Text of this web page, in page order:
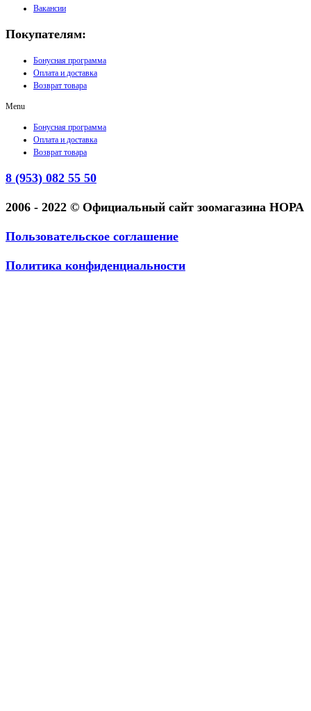
Вакансии
Покупателям:
Бонусная программа
Оплата и доставка
Возврат товара
Menu
Бонусная программа
Оплата и доставка
Возврат товара
8 (953) 082 55 50
2006 - 2022 © Официальный сайт зоомагазина НОРА
Пользовательское соглашение
Политика конфиденциальности